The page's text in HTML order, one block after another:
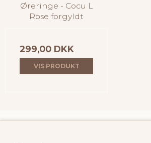
Øreringe - Cocu L
Rose forgyldt
299,00 DKK
VIS PRODUKT